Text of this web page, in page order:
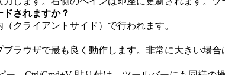
されますか？
クライアントサイド）で行われます。
ラウザで最も良く動作します。非常に大きい場合